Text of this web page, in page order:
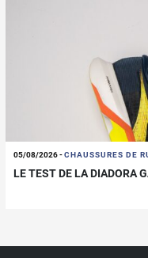
05/08/2026-CHAUSSURES DE
LE TEST DE LA DIADORA